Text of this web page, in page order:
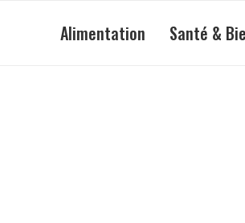
Alimentation Santé &